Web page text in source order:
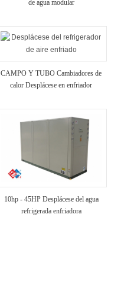
de agua modular
CAMPO Y TUBO Cambiadores de
calor Desplácese en enfriador
10hp - 45HP Desplácese del agua
refrigerada enfriadora